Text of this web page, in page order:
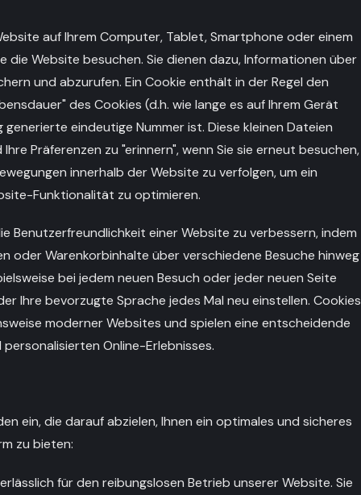
auf Ihrem Computer, Tablet, Smartphone oder einem
Website besuchen. Sie dienen dazu, Informationen über
und abzurufen. Ein Cookie enthält in der Regel den
des Cookies (d.h. wie lange es auf Ihrem Gerät
eindeutige Nummer ist. Diese kleinen Dateien
Präferenzen zu "erinnern", wenn Sie sie erneut besuchen,
innerhalb der Website zu verfolgen, um ein
Funktionalität zu optimieren.
Benutzerfreundlichkeit einer Website zu verbessern, indem
oder Warenkorbinhalte über verschiedene Besuche hinweg
bei jedem neuen Besuch oder jeder neuen Seite
Ihre bevorzugte Sprache jedes Mal neu einstellen. Cookies
moderner Websites und spielen eine entscheidende
Online-Erlebnisses.
ein, die darauf abzielen, Ihnen ein optimales und sicheres
zu bieten:
für den reibungslosen Betrieb unserer Website. Sie